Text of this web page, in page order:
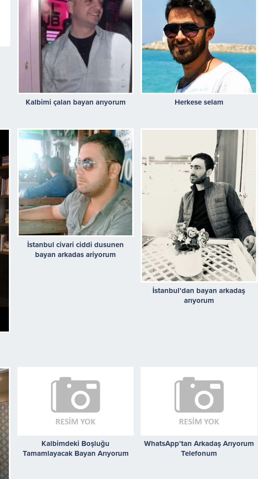
Kalbimi çalan bayan arıyorum Herkese selam
İstanbul civari ciddi dusunen
bayan arkadas ariyorum
İstanbul’dan bayan arkadaş
arıyorum
Kalbimdeki Boşluğu
Tamamlayacak Bayan Arıyorum
WhatsApp’tan Arkadaş Arıyorum
Telefonum